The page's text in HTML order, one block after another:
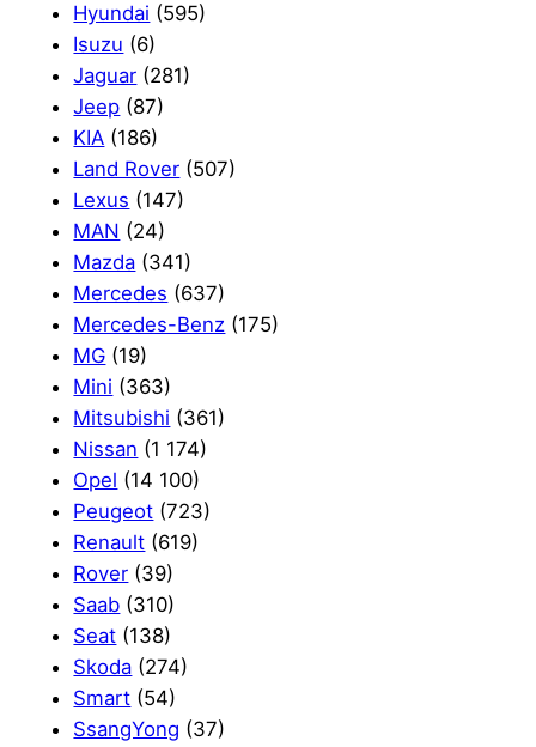
Hyundai (595)
Isuzu (6)
Jaguar (281)
Jeep (87)
KIA (186)
Land Rover (507)
Lexus (147)
MAN (24)
Mazda (341)
Mercedes (637)
Mercedes-Benz (175)
MG (19)
Mini (363)
Mitsubishi (361)
Nissan (1 174)
Opel (14 100)
Peugeot (723)
Renault (619)
Rover (39)
Saab (310)
Seat (138)
Skoda (274)
Smart (54)
SsangYong (37)